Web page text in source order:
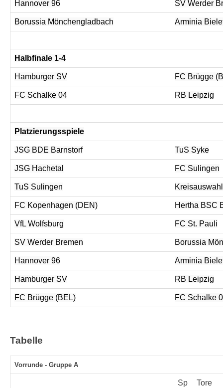
Hannover 96 SV Werder
Borussia Mönchengladbach Arminia
Halbfinale 1-4
Hamburger SV FC Brügge
FC Schalke 04 RB Leipzig
Platzierungsspiele
JSG BDE Barnstorf TuS Syke
JSG Hachetal FC Sulingen
TuS Sulingen
FC Kopenhagen (DEN) Hertha BSC
VfL Wolfsburg FC St. Pauli
SV Werder Bremen Borussia
Hannover 96 Arminia
Hamburger SV RB Leipzig
FC Brügge (BEL) FC Schalke
Tabelle
Vorrunde - Gruppe A
Sp Tore